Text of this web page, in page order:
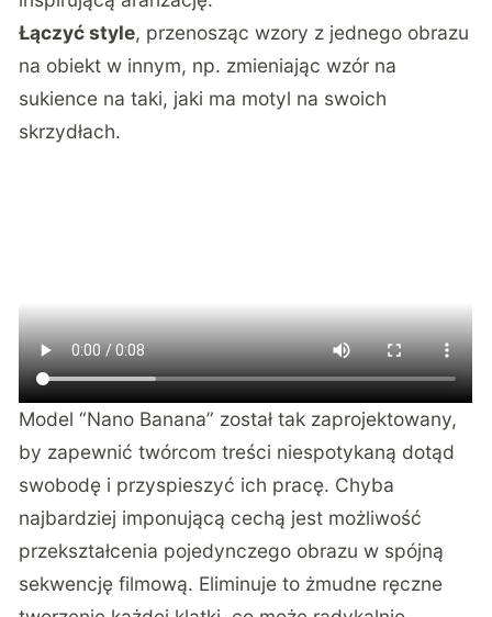
Łączyć style, przenosząc wzory z jednego obrazu
na obiekt w innym, np. zmieniając wzór na
sukience na taki, jaki ma motyl na swoich
skrzydłach.
Model “Nano Banana” został tak zaprojektowany,
by zapewnić twórcom treści niespotykaną dotąd
swobodę i przyspieszyć ich pracę. Chyba
najbardziej imponującą cechą jest możliwość
przekształcenia pojedynczego obrazu w spójną
sekwencję filmową. Eliminuje to żmudne ręczne